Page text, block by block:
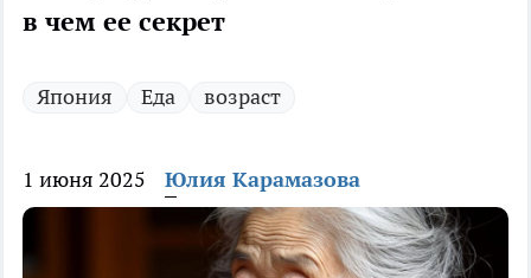
в чем ее секрет
Япония Еда возраст
1 июня 2025 Юлия Карамазова